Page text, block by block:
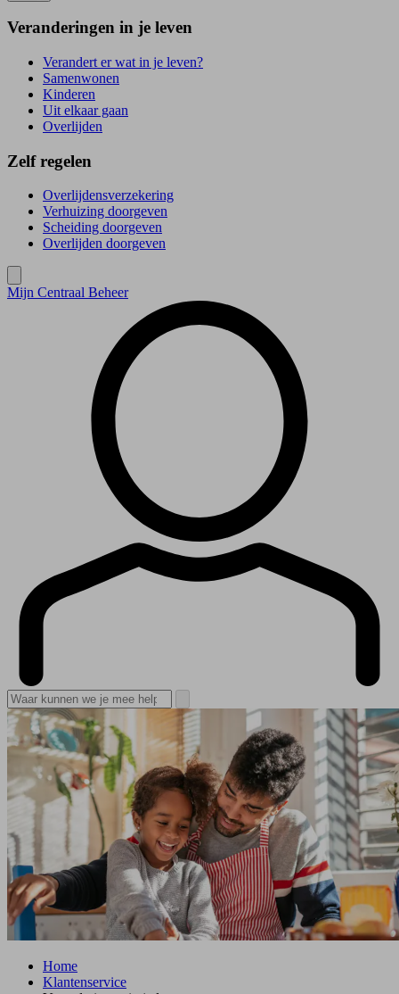
Veranderingen in je leven
Verandert er wat in je leven?
Samenwonen
Kinderen
Uit elkaar gaan
Overlijden
Zelf regelen
Overlijdensverzekering
Verhuizing doorgeven
Scheiding doorgeven
Overlijden doorgeven
Mijn Centraal Beheer
Home
Klantenservice